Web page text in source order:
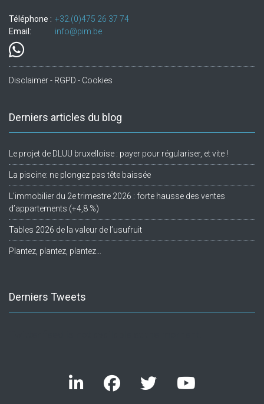
Téléphone : +32.(0)475 26 37 74
Email:
info@pim.be
Disclaimer - RGPD - Cookies
Derniers articles du blog
Le projet de DLUU bruxelloise : payer pour régulariser, et vite !
La piscine: ne plongez pas tête baissée
L’immobilier du 2e trimestre 2026 : forte hausse des ventes
d’appartements (+4,8 %)
Tables 2026 de la valeur de l’usufruit
Plantez, plantez, plantez…
Derniers Tweets